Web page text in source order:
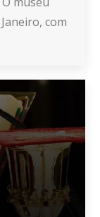
com